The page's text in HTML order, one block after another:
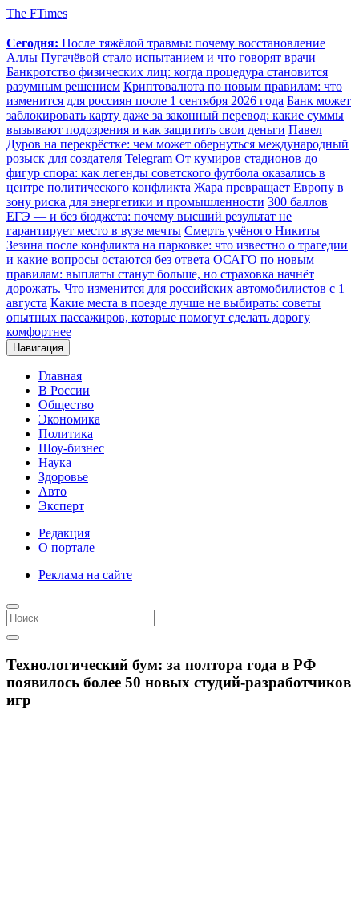
The FTimes
Сегодня: После тяжёлой травмы: почему восстановление
Аллы Пугачёвой стало испытанием и что говорят врачи
Банкротство физических лиц: когда процедура становится
разумным решением Криптовалюта по новым правилам: что
изменится для россиян после 1 сентября 2026 года Банк может
заблокировать карту даже за законный перевод: какие суммы
вызывают подозрения и как защитить свои деньги Павел
Дуров на перекрёстке: чем может обернуться международный
розыск для создателя Telegram От кумиров стадионов до
фигур спора: как легенды советского футбола оказались в
центре политического конфликта Жара превращает Европу в
зону риска для энергетики и промышленности 300 баллов
ЕГЭ — и без бюджета: почему высший результат не
гарантирует место в вузе мечты Смерть учёного Никиты
Зезина после конфликта на парковке: что известно о трагедии
и какие вопросы остаются без ответа ОСАГО по новым
правилам: выплаты станут больше, но страховка начнёт
дорожать. Что изменится для российских автомобилистов с 1
августа Какие места в поезде лучше не выбирать: советы
опытных пассажиров, которые помогут сделать дорогу
комфортнее
Навигация
Главная
В России
Общество
Экономика
Политика
Шоу-бизнес
Наука
Здоровье
Авто
Эксперт
Редакция
О портале
Реклама на сайте
Технологический бум: за полтора года в РФ
появилось более 50 новых студий-разработчиков
игр